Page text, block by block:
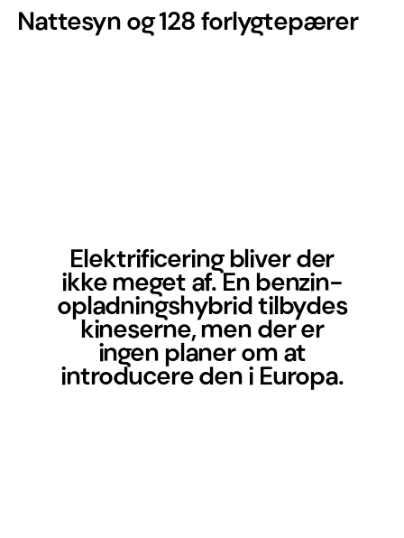
Nattesyn og 128 forlygtepærer
Elektrificering bliver der
ikke meget af. En benzin-
opladningshybrid tilbydes
kineserne, men der er
ingen planer om at
introducere den i Europa.